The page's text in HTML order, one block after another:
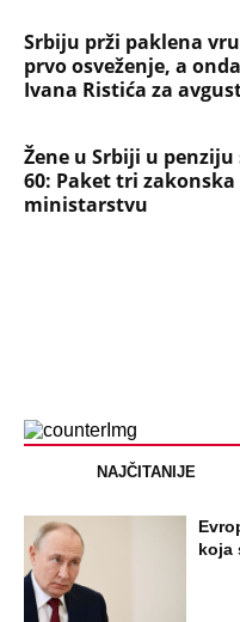
Srbiju prži paklena
prvo osveženje, a
Ivana Ristića za
Žene u Srbiji u
60: Paket tri
ministarstvu
NAJČITANIJE
koja